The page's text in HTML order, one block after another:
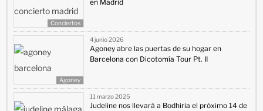
Conciertos
en Madrid
Agoney
4 junio 2026
Agoney abre las puertas de su hogar en
Barcelona con Dicotomía Tour Pt. II
11 marzo 2025
Judeline nos llevará a Bodhiria el próximo 14 de